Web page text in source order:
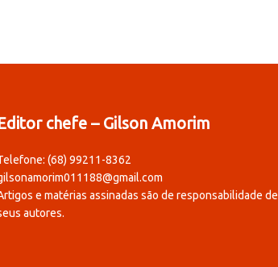
chefe – Gilson Amorim
(68) 99211-8362
e matérias assinadas são de responsabilidade de
autores.